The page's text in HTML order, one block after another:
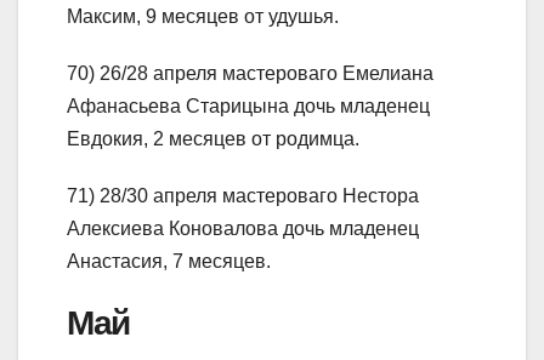
Максим, 9 месяцев от удушья.
70) 26/28 апреля мастероваго Емелиана
Афанасьева Старицына дочь младенец
Евдокия, 2 месяцев от родимца.
71) 28/30 апреля мастероваго Нестора
Алексиева Коновалова дочь младенец
Анастасия, 7 месяцев.
Май